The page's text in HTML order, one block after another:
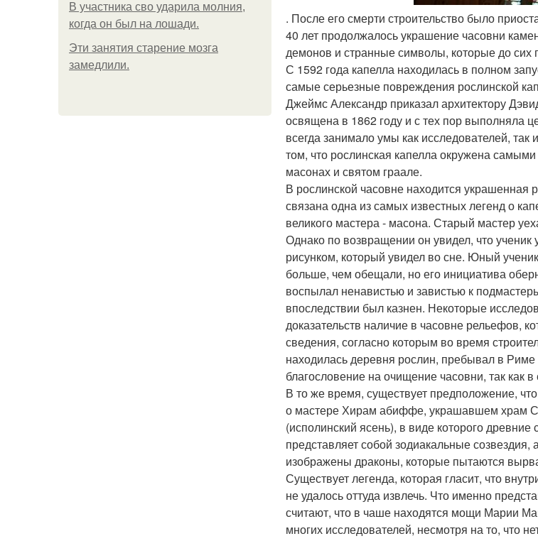
В участника сво ударила молния,
когда он был на лошади.
Эти занятия старение мозга
замедлили.
. После его смерти строительство было
40 лет продолжалось украшение часовни
демонов и странные символы, которые до
С 1592 года капелла находилась в полном
самые серьезные повреждения рослинской
Джеймс Александр приказал архитектору
освящена в 1862 году и с тех пор выполняла
всегда занимало умы как исследователей, так
том, что рослинская капелла окружена
масонах и святом граале.
В рослинской часовне находится
связана одна из самых известных легенд о
великого мастера - масона. Старый мастер
Однако по возвращении он увидел, что
рисунком, который увидел во сне. Юный
больше, чем обещали, но его инициатива
воспылал ненавистью и завистью к
впоследствии был казнен. Некоторые
доказательств наличие в часовне рельефов,
сведения, согласно которым во время
находилась деревня рослин, пребывал в
благословение на очищение часовни, так как
В то же время, существует предположение,
о мастере Хирам абиффе, украшавшем храм
(исполинский ясень), в виде которого
представляет собой зодиакальные
изображены драконы, которые пытаются
Существует легенда, которая гласит, что
не удалось оттуда извлечь. Что именно
считают, что в чаше находятся мощи Марии
многих исследователей, несмотря на то, что